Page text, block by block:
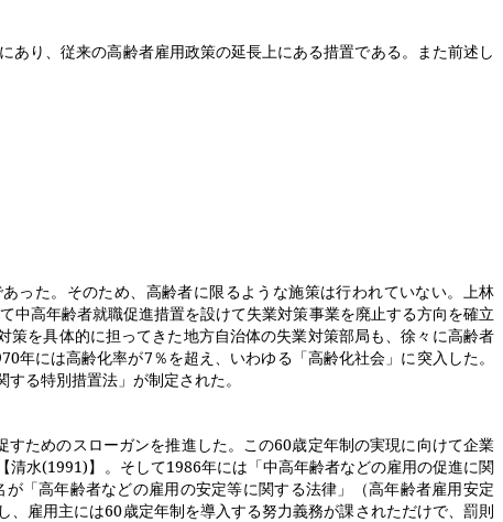
あり、従来の高齢者雇用政策の延長上にある措置である。また前述し
った。そのため、高齢者に限るような施策は行われていない。上林
高年齢者就職促進措置を設けて失業対策事業を廃止する方向を確立
を具体的に担ってきた地方自治体の失業対策部局も、徐々に高齢者
年には高齢化率が7％を超え、いわゆる「高齢化社会」に突入した。
る特別措置法」が制定された。
すためのスローガンを推進した。この60歳定年制の実現に向けて企業
清水(1991)】。そして1986年には「中高年齢者などの雇用の促進に関
「高年齢者などの雇用の安定等に関する法律」（高年齢者雇用安定
、雇用主には60歳定年制を導入する努力義務が課されただけで、罰則